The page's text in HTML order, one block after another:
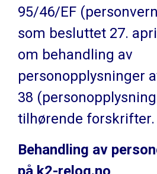
95/46/EF
som besluttet 27.
om behandling av
personopplysninger
38
tilhørende forskrifter.
Behandling av